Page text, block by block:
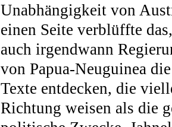
Unabhängigkeit von
einen Seite verblüffte
auch irgendwann
von Papua-Neuguinea
Texte entdecken, die
Richtung weisen als die